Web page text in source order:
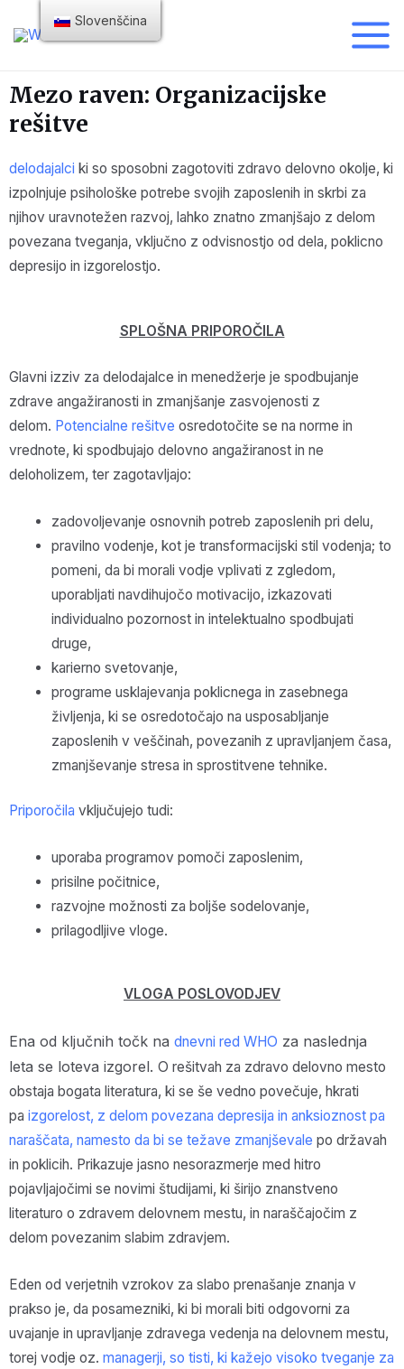
Mezo raven: Organizacijske
rešitve
delodajalci ki so sposobni zagotoviti zdravo delovno okolje, ki
izpolnjuje psihološke potrebe svojih zaposlenih in skrbi za
njihov uravnotežen razvoj, lahko znatno zmanjšajo z delom
povezana tveganja, vključno z odvisnostjo od dela, poklicno
depresijo in izgorelostjo.
SPLOŠNA PRIPOROČILA
Glavni izziv za delodajalce in menedžerje je spodbujanje
zdrave angažiranosti in zmanjšanje zasvojenosti z
delom. Potencialne rešitve osredotočite se na norme in
vrednote, ki spodbujajo delovno angažiranost in ne
deloholizem, ter zagotavljajo:
zadovoljevanje osnovnih potreb zaposlenih pri delu,
pravilno vodenje, kot je transformacijski stil vodenja; to
pomeni, da bi morali vodje vplivati z zgledom,
uporabljati navdihujočo motivacijo, izkazovati
individualno pozornost in intelektualno spodbujati
druge,
karierno svetovanje,
programe usklajevanja poklicnega in zasebnega
življenja, ki se osredotočajo na usposabljanje
zaposlenih v veščinah, povezanih z upravljanjem časa,
zmanjševanje stresa in sprostitvene tehnike.
Priporočila vključujejo tudi:
uporaba programov pomoči zaposlenim,
prisilne počitnice,
razvojne možnosti za boljše sodelovanje,
prilagodljive vloge.
VLOGA POSLOVODJEV
Ena od ključnih točk na dnevni red WHO za naslednja
leta se loteva izgorel. O rešitvah za zdravo delovno mesto
obstaja bogata literatura, ki se še vedno povečuje, hkrati
pa izgorelost, z delom povezana depresija in anksioznost pa
naraščata, namesto da bi se težave zmanjševale po državah
in poklicih. Prikazuje jasno nesorazmerje med hitro
pojavljajočimi se novimi študijami, ki širijo znanstveno
literaturo o zdravem delovnem mestu, in naraščajočim z
delom povezanim slabim zdravjem.
Eden od verjetnih vzrokov za slabo prenašanje znanja v
prakso je, da posamezniki, ki bi morali biti odgovorni za
uvajanje in upravljanje zdravega vedenja na delovnem mestu,
torej vodje oz. managerji, so tisti, ki kažejo visoko tveganje za
Slovenščina